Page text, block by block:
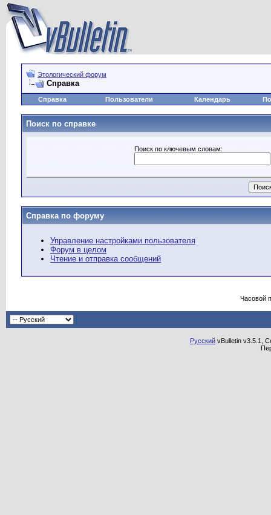
Этологический форум
Справка
Справка Пользователи Календарь
Поиск по справке
Поиск по ключевым словам:
Справка по форуму
Управление настройками пользователя
Форум в целом
Чтение и отправка сообщений
Часовой
Русский vBulletin v3.5.1,